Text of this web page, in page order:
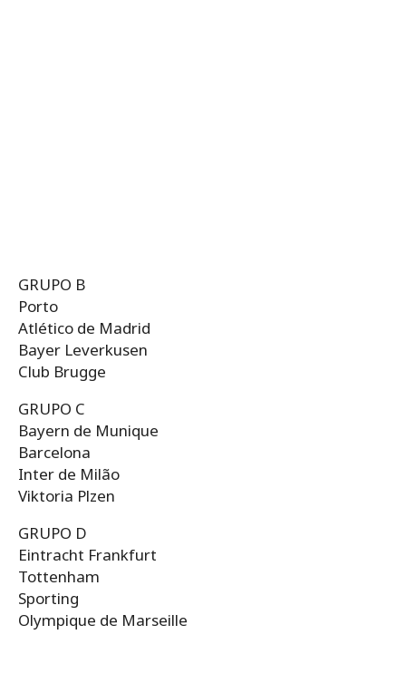
GRUPO B
Porto
Atlético de Madrid
Bayer Leverkusen
Club Brugge
GRUPO C
Bayern de Munique
Barcelona
Inter de Milão
Viktoria Plzen
GRUPO D
Eintracht Frankfurt
Tottenham
Sporting
Olympique de Marseille